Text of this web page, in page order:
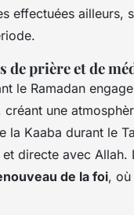
effectuées
de prière et de
le Ramadan
créant une
la Kaaba durant le
directe avec Allah.
de la foi,